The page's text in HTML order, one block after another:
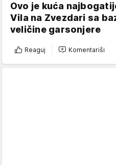
Ovo je kuća
Vila na Zvezdari sa
veličine garsonjere
Reaguj Komentariši